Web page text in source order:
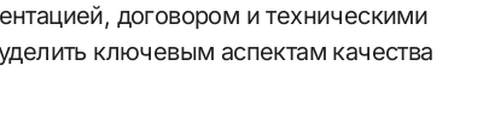
договором и техническими
ключевым аспектам качества